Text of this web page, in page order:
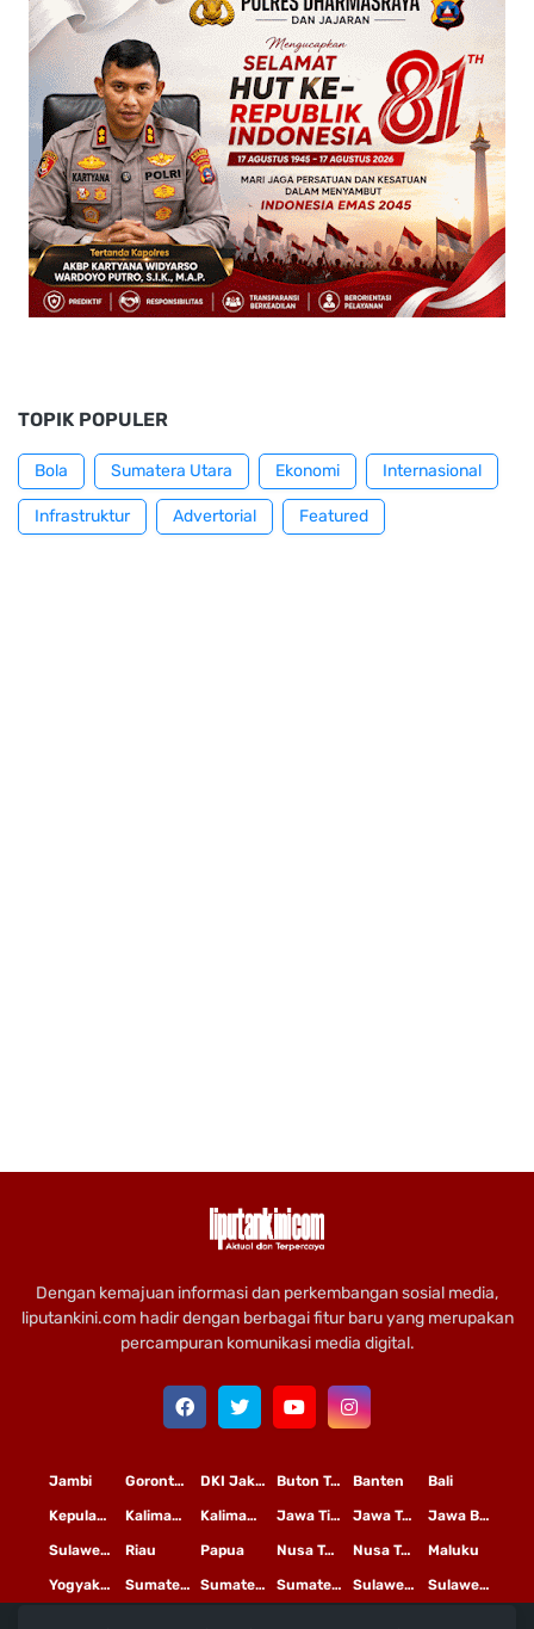
TOPIK POPULER
Bola Sumatera Utara Ekonomi Internasional
Infrastruktur Advertorial Featured
Dengan kemajuan informasi dan perkembangan sosial media,
liputankini.com hadir dengan berbagai fitur baru yang merupakan
percampuran komunikasi media digital.
Bali
Banten
Buton Tengah
DKI Jakarta
Gorontalo
Jambi
Jawa Barat
Jawa Tengah
Jawa Timur
Kalimantan Tengah
Kalimantan Timur
Kepulauan Riau
Maluku
Nusa Tenggara Barat
Nusa Tenggara Timur
Papua
Riau
Sulawesi Selatan
Sulawesi Tengah
Sulawesi Utara
Sumatera Barat
Sumatera Selatan
Sumatera Utara
Yogyakarta